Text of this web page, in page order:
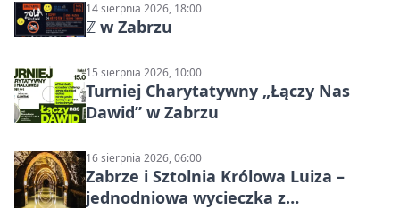
14 sierpnia 2026, 18:00
ℤ w Zabrzu
15 sierpnia 2026, 10:00
Turniej Charytatywny „Łączy Nas
Dawid” w Zabrzu
16 sierpnia 2026, 06:00
Zabrze i Sztolnia Królowa Luiza –
jednodniowa wycieczka z